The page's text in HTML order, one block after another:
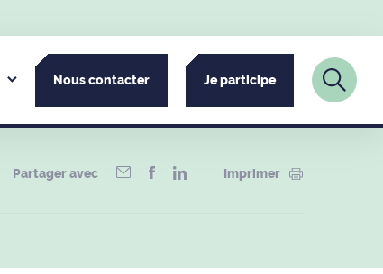
Nous contacter Je participe
Partager avec Imprimer